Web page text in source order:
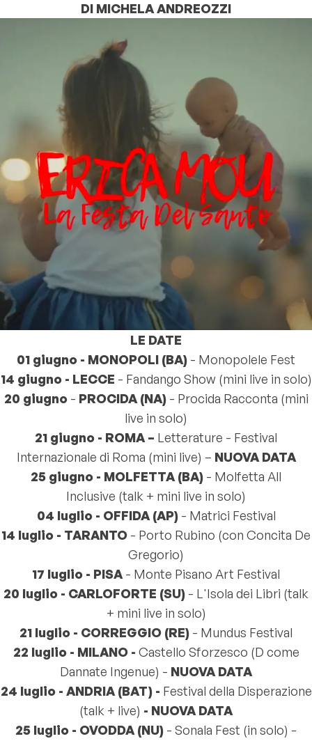
DI MICHELA ANDREOZZI
LE DATE
01 giugno - MONOPOLI (BA) - Monopolele Fest
14 giugno - LECCE - Fandango Show (mini live in solo)
20 giugno- PROCIDA (NA)- Procida Racconta (mini
live in solo)
21 giugno - ROMA – Letterature - Festival
Internazionale di Roma (mini live) – NUOVA DATA
25 giugno - MOLFETTA (BA) - Molfetta All
Inclusive (talk + mini live in solo)
04 luglio - OFFIDA (AP)- Matrici Festival
14 luglio - TARANTO - Porto Rubino (con Concita De
Gregorio)
17 luglio - PISA - Monte Pisano Art Festival
20 luglio - CARLOFORTE (SU) - L'Isola dei Libri (talk
+ mini live in solo)
21 luglio - CORREGGIO (RE) - Mundus Festival
22 luglio - MILANO - Castello Sforzesco (D come
Dannate Ingenue) - NUOVA DATA
24 luglio - ANDRIA (BAT) - Festival della Disperazione
(talk + live) - NUOVA DATA
25 luglio - OVODDA (NU) - Sonala Fest (in solo) -